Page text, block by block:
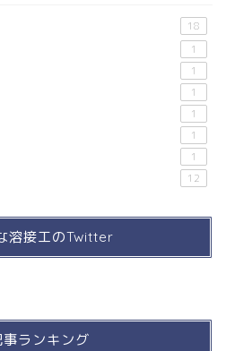
18
1
1
1
1
1
1
12
溶接工のTwitter
事ランキング